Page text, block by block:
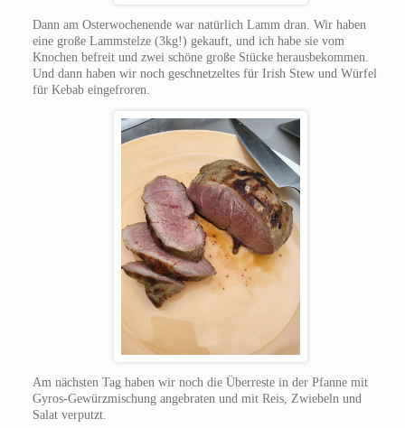
Dann am Osterwochenende war natürlich Lamm dran. Wir haben
eine große Lammstelze (3kg!) gekauft, und ich habe sie vom
Knochen befreit und zwei schöne große Stücke herausbekommen.
Und dann haben wir noch geschnetzeltes für Irish Stew und Würfel
für Kebab eingefroren.
Am nächsten Tag haben wir noch die Überreste in der Pfanne mit
Gyros-Gewürzmischung angebraten und mit Reis, Zwiebeln und
Salat verputzt.